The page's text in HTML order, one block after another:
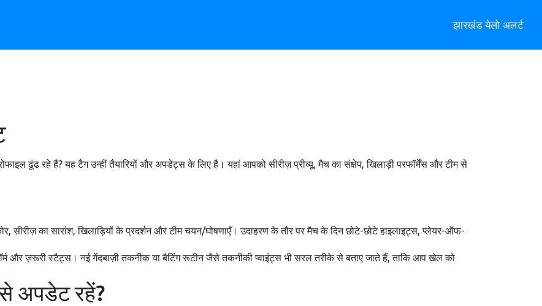
झारखंड येलो अलर्ट
ढूंढ रहे हैं? यह टैग उन्हीं तैयारियों और अपडेट्स के लिए है। यहां आपको सीरीज़ प्रीव्यू, मैच का संक्षेप, खिलाड़ी परफॉर्मेंस और टीम से
सीरीज़ का सारांश, खिलाड़ियों के प्रदर्शन और टीम चयन/घोषणाएँ। उदाहरण के तौर पर मैच के दिन छोटे-छोटे हाइलाइट्स, प्लेयर-ऑफ-
और ज़रूरी स्टैट्स। नई गेंदबाज़ी तकनीक या बैटिंग रूटीन जैसे तकनीकी प्वाइंट्स भी सरल तरीके से बताए जाते हैं, ताकि आप खेल को
अपडेट रहें?